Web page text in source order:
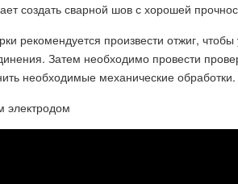
создать сварной шов с хорошей
рекомендуется произвести отжиг,
Затем необходимо провести
необходимые механические обработки.
электродом